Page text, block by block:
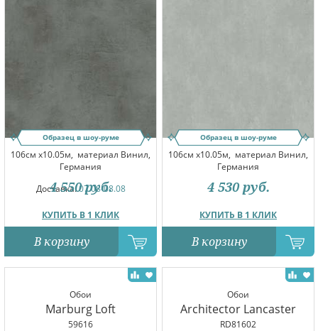
Образец в шоу-руме
106см x10.05м, материал Винил,
Германия
Доставка:07.08-08.08
КУПИТЬ В 1 КЛИК
4 550 руб.
В корзину
Образец в шоу-руме
106см x10.05м, материал Винил,
Германия
КУПИТЬ В 1 КЛИК
4 530 руб.
В корзину
Обои
Marburg Loft
59616
Обои
Architector Lancaster
RD81602